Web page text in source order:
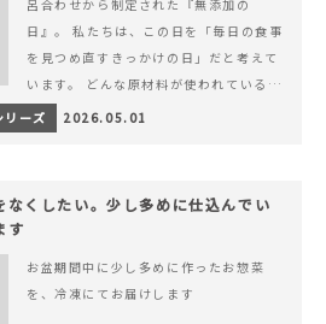
呂合わせから制定された『無添加の
日』。 私たちは、この日を「毎日の食事
を見つめ直すきっかけの日」だと考えて
います。 どんな原材料が使われているの
か。 どのようにつくられているのか。&
hellip; 続きを読む 【6月10日（無添加
ーズ 2026.05.01
なくしたい。少し多めに仕込んでい
す
お盆期間中に少し多めに作ったお惣菜
を、冷凍にてお届けします